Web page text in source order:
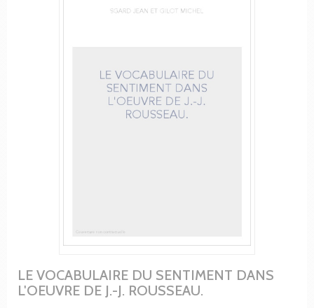
LE VOCABULAIRE DU SENTIMENT DANS
L'OEUVRE DE J.-J. ROUSSEAU.